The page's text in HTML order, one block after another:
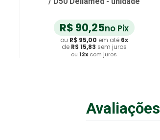
R$ 90,25no Pix
ou R$ 95,00 em até 6x
de R$ 15,83 sem juros
ou 12x com juros
Avaliações